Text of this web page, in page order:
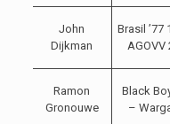
John
Dijkman
Brasil ’77
AGOVV
Ramon
Gronouwe
Black
–